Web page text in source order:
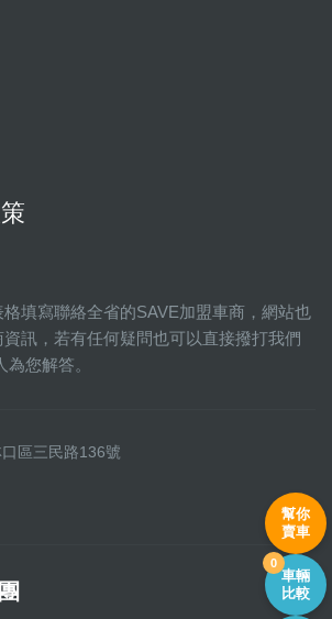
填寫聯絡全省的SAVE加盟車商，網站也
訊，若有任何疑問也可以直接撥打我們
您解答。
區三民路136號
幫你
賣車
車輛
比較
0